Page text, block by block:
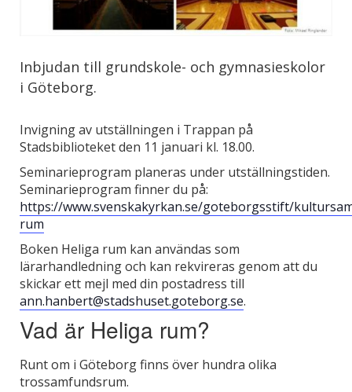
Inbjudan till grundskole- och gymnasieskolor
i Göteborg.
Invigning av utställningen i Trappan på
Stadsbiblioteket den 11 januari kl. 18.00.
Seminarieprogram planeras under utställningstiden.
Seminarieprogram finner du på:
https://www.svenskakyrkan.se/goteborgsstift/
rum
Boken Heliga rum kan användas som
lärarhandledning och kan rekvireras genom att du
skickar ett mejl med din postadress till
ann.hanbert@stadshuset.goteborg.se.
Vad är Heliga rum?
Runt om i Göteborg finns över hundra olika
trossamfundsrum.